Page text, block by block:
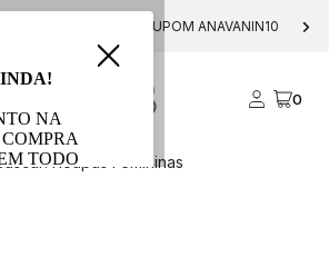
PARCELE EM ATÉ 10X S/ JUROS
0